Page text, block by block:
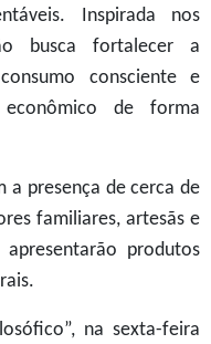
Inspirada nos
busca fortalecer a
consciente e
de forma
a presença de cerca de
familiares, artesãs e
apresentarão produtos
na sexta-feira